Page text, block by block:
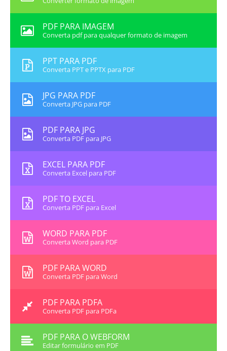
PDF PARA IMAGEM
Converta pdf para qualquer formato de imagem
PPT PARA PDF
Converta PPT e PPTX para PDF
JPG PARA PDF
Converta JPG para PDF
PDF PARA JPG
Converta PDF para JPG
EXCEL PARA PDF
Converta Excel para PDF
PDF TO EXCEL
Converta PDF para Excel
WORD PARA PDF
Converta Word para PDF
PDF PARA WORD
Converta PDF para Word
PDF PARA PDFA
Converta PDF para PDFa
PDF PARA O WEBFORM
Editar formulário em PDF